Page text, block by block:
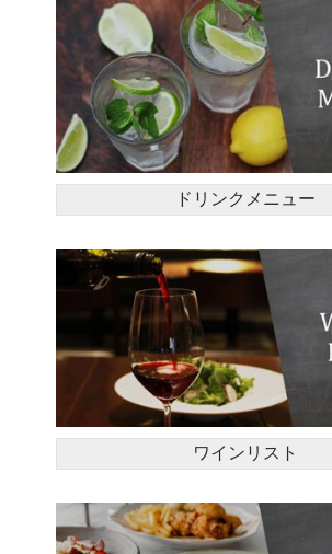
ドリンクメニュー
ワインリスト